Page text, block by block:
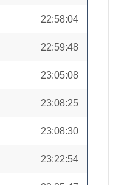
22:58:04
22:59:48
23:05:08
23:08:25
23:08:30
23:22:54